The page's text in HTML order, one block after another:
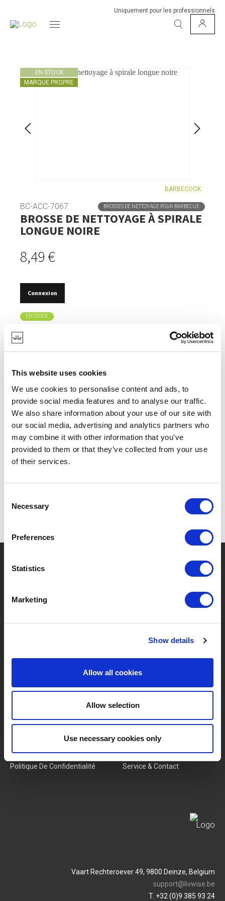
This website uses cookies
We use cookies to personalise content and ads, to
provide social media features and to analyse our traffic.
We also share information about your use of our site with
our social media, advertising and analytics partners who
may combine it with other information that you’ve
provided to them or that they’ve collected from your use
of their services.
Selection
Necessary
Preferences
Statistics
Marketing
Show details
Allow all cookies
Allow selection
Use necessary cookies only
Uniquement pour les professionnels
EN STOCK
MARQUE PROPRE
BARBECOOK
BC-ACC-7067 BROSSES DE NETTOYAGE POUR BARBECUE
BROSSE DE NETTOYAGE À SPIRALE
LONGUE NOIRE
8,49 €
Connexion
EN STOCK
CONVIENT POUR LE NETTOYAGE DE LA GRILLE DU
DIFFICILES D'ACCÈS.
AVEC UN MANCHE EN MATIÈRE SYNTHÉTIQUE.
SPÉCIFICATIONS
Catégories
Nouveaux Produits
À PROPOS DE LIVWISE
À Propos De Nous
Notre Équipe
Conditions Générales
Politique De Confidentialité
Login
Service & Contact
Vaart Rechteroever 49, 9800 Deinze, Belgium
support@livwise.be
T. +32 (0)9 385 93 24